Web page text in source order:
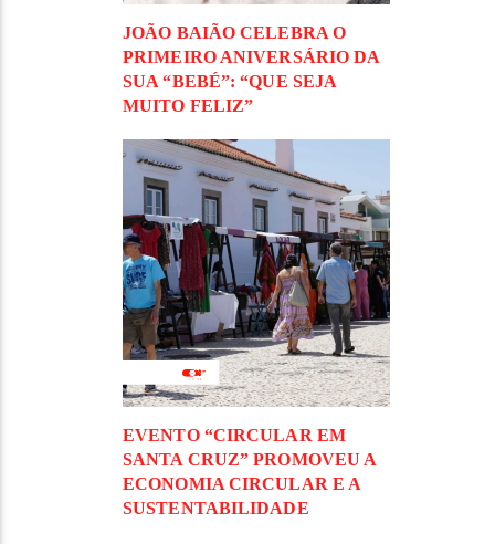
JOÃO BAIÃO CELEBRA O
PRIMEIRO ANIVERSÁRIO DA
SUA “BEBÉ”: “QUE SEJA
MUITO FELIZ”
EVENTO “CIRCULAR EM
SANTA CRUZ” PROMOVEU A
ECONOMIA CIRCULAR E A
SUSTENTABILIDADE